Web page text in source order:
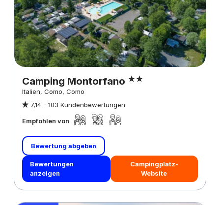
Camping Montorfano
Italien, Como, Como
7,14 - 103 Kundenbewertungen
Empfohlen von
Bewertung abgeben
Bewertungen
anzeigen
Campingplatz-
Website